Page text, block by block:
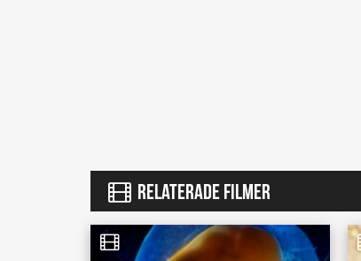
RELATERADE FILMER